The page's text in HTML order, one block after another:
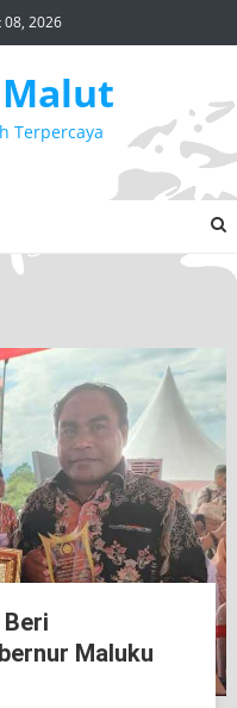
08, 2026
Terpercaya
Maluku